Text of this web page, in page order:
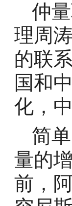
仲
理周
的联
国和
化，
简
量的
前，